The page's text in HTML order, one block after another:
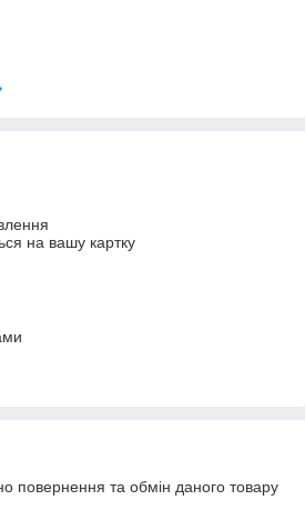
на вашу картку
повернення та обмін даного товару